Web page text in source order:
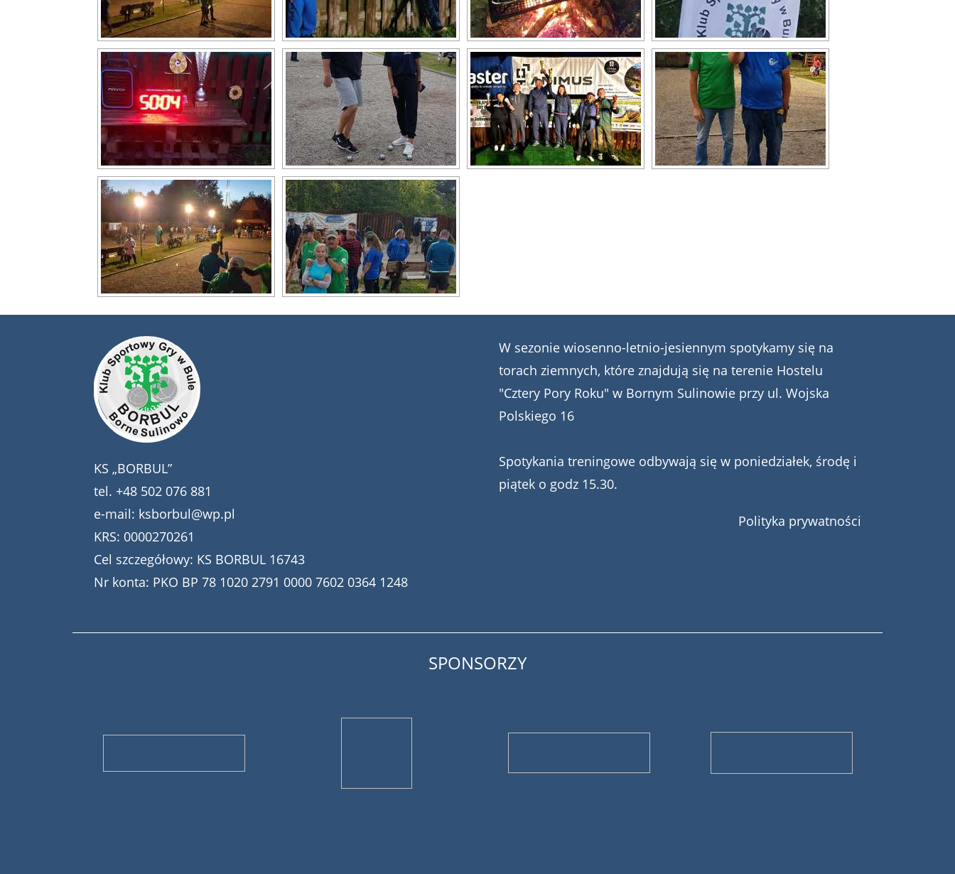
KS „BORBUL”
tel. +48 502 076 881
e-mail: ksborbul@wp.pl
KRS: 0000270261
Cel szczegółowy: KS BORBUL 16743
Nr konta: PKO BP 78 1020 2791 0000 7602 0364 1248
W sezonie wiosenno-letnio-jesiennym spotykamy się na
torach ziemnych, które znajdują się na terenie Hostelu
"Cztery Pory Roku" w Bornym Sulinowie przy ul. Wojska
Polskiego 16
Spotykania treningowe odbywają się w poniedziałek, środę i
piątek o godz 15.30.
Polityka prywatności
SPONSORZY